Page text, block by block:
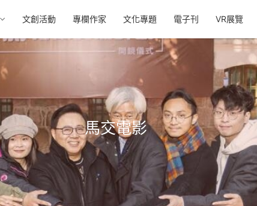
文創活動 專欄作家 文化專題 電子刊 VR展覽
馬交電影